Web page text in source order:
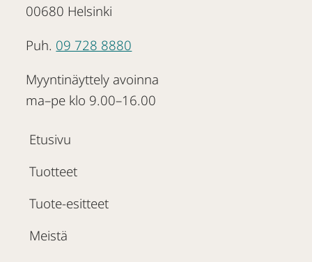
00680 Helsinki
Puh. 09 728 8880
Myyntinäyttely avoinna
ma–pe klo 9.00–16.00
Etusivu
Tuotteet
Tuote-esitteet
Meistä